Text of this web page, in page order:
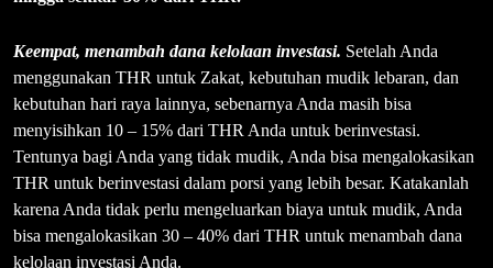
Keempat, menambah dana kelolaan investasi. Setelah Anda
menggunakan THR untuk Zakat, kebutuhan mudik lebaran, dan
kebutuhan hari raya lainnya, sebenarnya Anda masih bisa
menyisihkan 10 – 15% dari THR Anda untuk berinvestasi.
Tentunya bagi Anda yang tidak mudik, Anda bisa mengalokasikan
THR untuk berinvestasi dalam porsi yang lebih besar. Katakanlah
karena Anda tidak perlu mengeluarkan biaya untuk mudik, Anda
bisa mengalokasikan 30 – 40% dari THR untuk menambah dana
kelolaan investasi Anda.